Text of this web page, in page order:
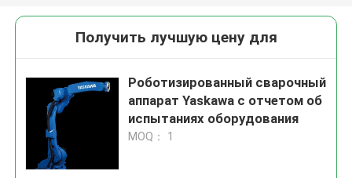
Получить лучшую цену для
Роботизированный сварочный
аппарат Yaskawa с отчетом об
испытаниях оборудования
MOQ： 1